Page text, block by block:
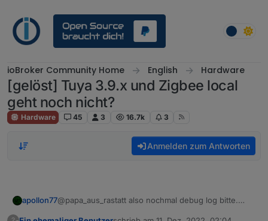
ioBroker Community Home English Hardware
[gelöst] Tuya 3.9.x und Zigbee local
geht noch nicht?
Hardware 45 3 16.7k 3
Anmelden zum Antworten
apollon77@papa_aus_rastatt also nochmal debug log bitte.